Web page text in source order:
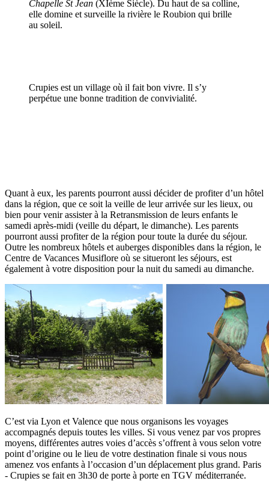
Chapelle St Jean (XIème Siècle). Du haut de sa colline,
elle domine et surveille la rivière le Roubion qui brille
au soleil.
Crupies est un village où il fait bon vivre. Il s’y
perpétue une bonne tradition de convivialité.
Quant à eux, les parents pourront aussi décider de profiter d’un hôtel
dans la région, que ce soit la veille de leur arrivée sur les lieux, ou
bien pour venir assister à la Retransmission de leurs enfants le
samedi après-midi (veille du départ, le dimanche). Les parents
pourront aussi profiter de la région pour toute la durée du séjour.
Outre les nombreux hôtels et auberges disponibles dans la région, le
Centre de Vacances Musiflore où se situeront les séjours, est
également à votre disposition pour la nuit du samedi au dimanche.
C’est via Lyon et Valence que nous organisons les voyages
accompagnés depuis toutes les villes. Si vous venez par vos propres
moyens, différentes autres voies d’accès s’offrent à vous selon votre
point d’origine ou le lieu de votre destination finale si vous nous
amenez vos enfants à l’occasion d’un déplacement plus grand. Paris
- Crupies se fait en 3h30 de porte à porte en TGV méditerranée.